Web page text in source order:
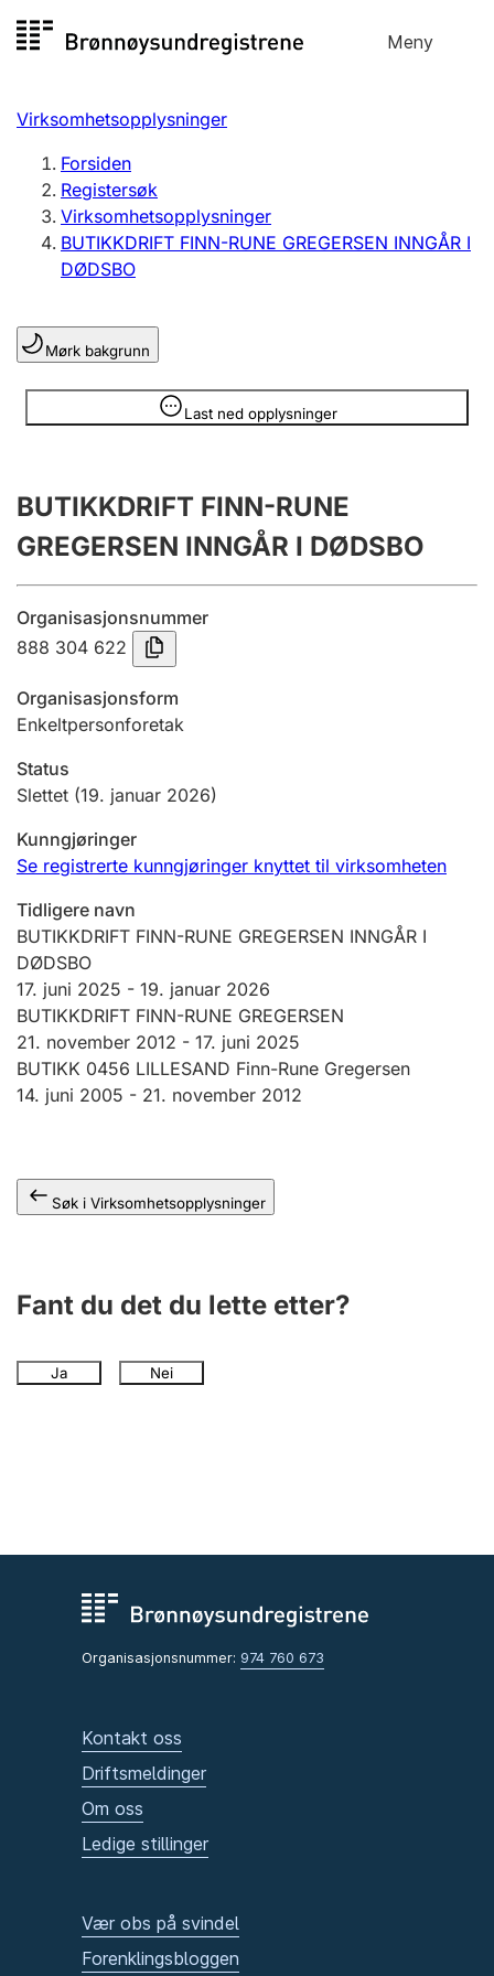
til
Meny
Registersøk
Aksjeselskap
Enkeltpersonforetak
Registrere, endre, slette
Lag og forening
Registrere, endre, slette
Årsregnskap
Innsending og forsinkelsesgebyr
Tinglysing
Jeger
Ektepaktveileder
Offentlig sektor
Andre tema
Virksomhetsopplysninger
Forsiden
Registersøk
Virksomhetsopplysninger
BUTIKKDRIFT FINN-RUNE GREGERSEN INNGÅR I
DØDSBO
Mørk bakgrunn
Last ned opplysninger
Opplysninger er skjult
BUTIKKDRIFT FINN-RUNE
GREGERSEN INNGÅR I DØDSBO
Organisasjonsnummer
888 304 622
Organisasjonsform
Enkeltpersonforetak
Status
Slettet (19. januar 2026)
Kunngjøringer
Se registrerte kunngjøringer knyttet til virksomheten
Tidligere navn
BUTIKKDRIFT FINN-RUNE GREGERSEN INNGÅR I
DØDSBO
17. juni 2025 - 19. januar 2026
BUTIKKDRIFT FINN-RUNE GREGERSEN
21. november 2012 - 17. juni 2025
BUTIKK 0456 LILLESAND Finn-Rune Gregersen
14. juni 2005 - 21. november 2012
Søk i Virksomhetsopplysninger
Fant du det du lette etter?
Ja Nei
Organisasjonsnummer: 974 760 673
Kontakt oss
Driftsmeldinger
Om oss
Ledige stillinger
Vær obs på svindel
Forenklingsbloggen